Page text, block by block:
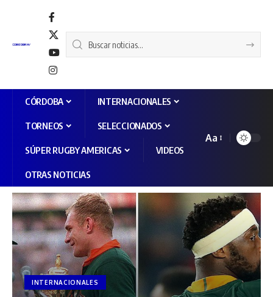
CÓRDOBA INTERNACIONALES
TORNEOS SELECCIONADOS
SÚPER RUGBY AMERICAS VIDEOS
OTRAS NOTICIAS
Aa
INTERNACIONALES